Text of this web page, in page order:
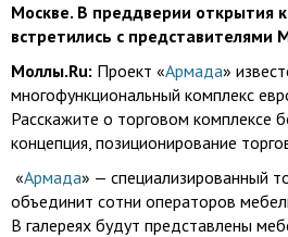
Москве. В преддверии открытия
встретились с представителями
Моллы.Ru: Проект «Армада»
многофункциональный комплекс
Расскажите о торговом комплексе
концепция, позиционирование
«Армада» — специализированный
объединит сотни операторов
В галереях будут представлены